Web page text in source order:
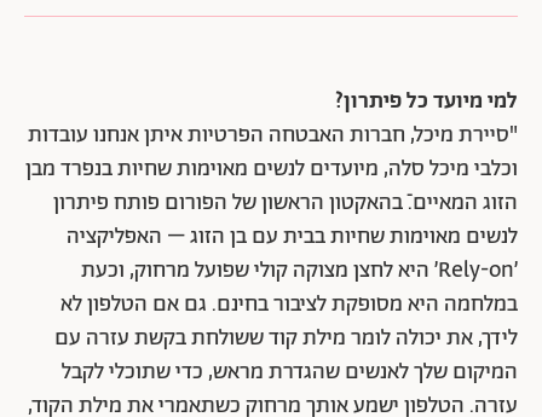
למי מיועד כל פיתרון?
"סיירת מיכל, חברות האבטחה הפרטיות איתן אנחנו עובדות
וכלבי מיכל סלה, מיועדים לנשים מאוימות שחיות בנפרד מבן
הזוג המאיים. ֿבהאקטון הראשון של הפורום פותח פיתרון
לנשים מאוימות שחיות בבית עם בן הזוג – האפליקציה
׳Rely-on׳ היא לחצן מצוקה קולי שפועל מרחוק, וכעת
במלחמה היא מסופקת לציבור בחינם. גם אם הטלפון לא
לידך, את יכולה לומר מילת קוד ששולחת בקשת עזרה עם
המיקום שלך לאנשים שהגדרת מראש, כדי שתוכלי לקבל
עזרה. הטלפון ישמע אותך מרחוק כשתאמרי את מילת הקוד,